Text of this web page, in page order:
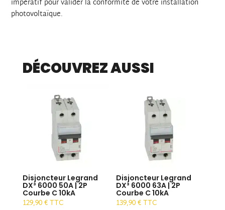
impératif pour valider la conformité de votre installation
photovoltaïque.
DÉCOUVREZ AUSSI
Disjoncteur Legrand
DX³ 6000 50A | 2P
Courbe C 10kA
129,90€TTC
Disjoncteur Legrand
DX³ 6000 63A | 2P
Courbe C 10kA
139,90€TTC